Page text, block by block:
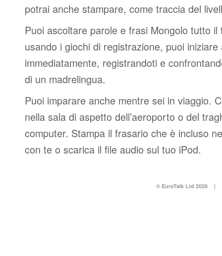
potrai anche stampare, come traccia del
Puoi ascoltare parole e frasi Mongolo tutto
usando i giochi di registrazione, puoi iniziare
immediatamente, registrandoti e
di un madrelingua.
Puoi imparare anche mentre sei in viaggio.
nella sala di aspetto dell’aeroporto o del
computer. Stampa il frasario che è incluso
con te o scarica il file audio sul tuo iPod.
© EuroTalk Ltd 2026 |